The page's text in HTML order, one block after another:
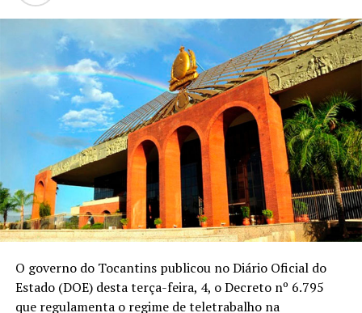
O governo do Tocantins publicou no Diário Oficial do
Estado (DOE) desta terça-feira, 4, o Decreto nº 6.795
que regulamenta o regime de teletrabalho na